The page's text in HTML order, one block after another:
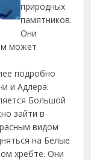
природных
памятников.
Они
может
подробно
и Адлера.
Большой
зайти в
видом
на Белые
хребте. Они